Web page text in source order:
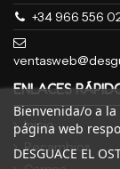
+34 966 556
ENLACES
Inicio
Recambios
Bienvenida/o a
página web
DESGUACE EL